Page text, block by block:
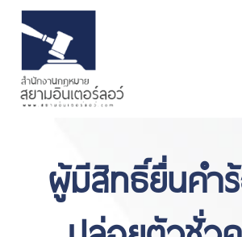
ผู้มีสิทธิ์ยื่นคำ